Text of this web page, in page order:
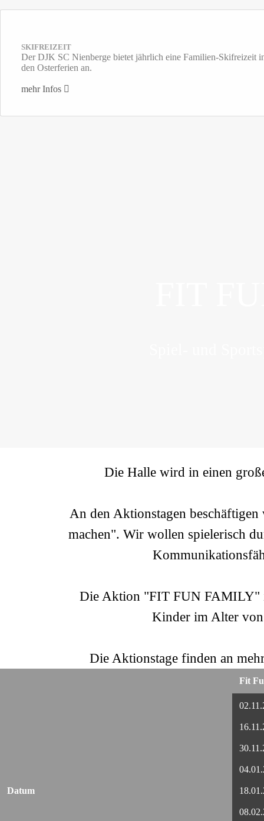
SKIFREIZEIT
Der DJK SC Nienberge bietet jährlich eine Familien-Skifreizeit
den Osterferien an.
mehr Infos
Die Halle wird in einen
An den Aktionstagen
machen". Wir wollen spielerisch
Die Aktion "FIT FUN FAMILY"
Kinder im Alter
Die Aktionstage finden an
Fit
Datum